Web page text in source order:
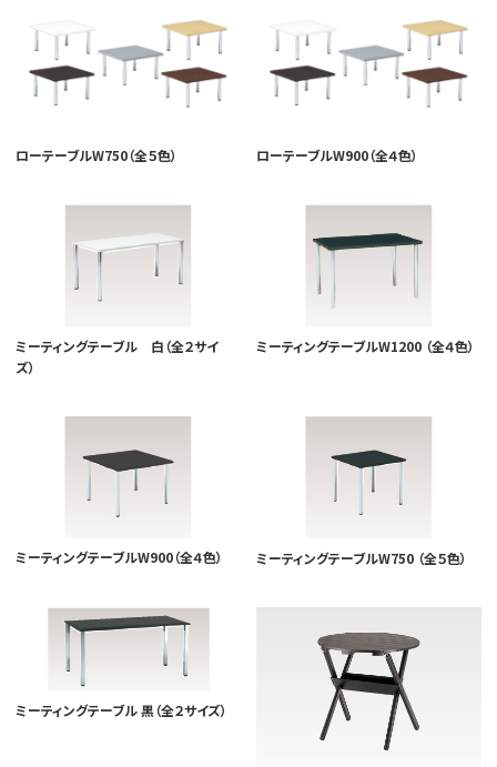
ローテーブルW750（全５色） ローテーブルW900（全４色）
ミーティングテーブル 白（全２サイ
ズ）
ミーティングテーブルW1200 （全４色）
ミーティングテーブルW900（全４色） ミーティングテーブルW750 （全５色）
ミーティングテーブル 黒（全２サイズ）